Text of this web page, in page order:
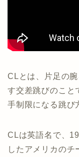
CLとは、片足の
す交差跳びのこと
手制限になる跳び
CLは英語名で、
したアメリカのチ